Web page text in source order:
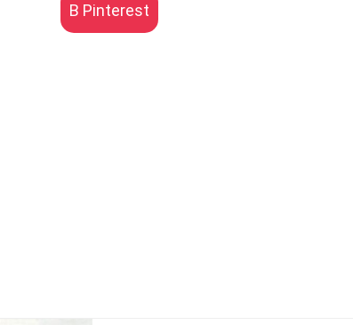
В Pinterest